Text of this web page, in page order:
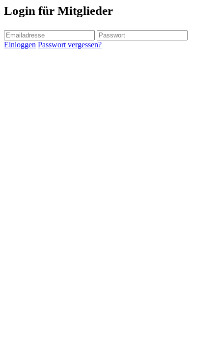
Login für Mitglieder
Einloggen Passwort vergessen?